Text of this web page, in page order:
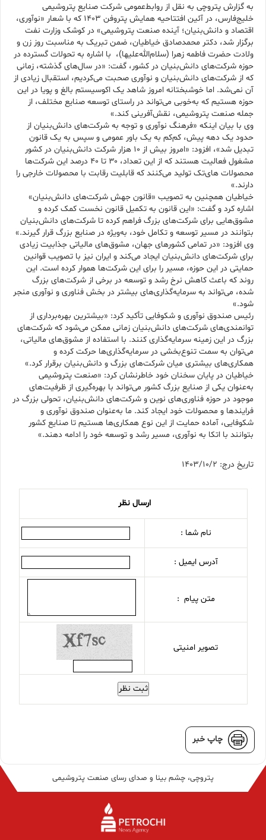
به گزارش پتروچی به نقل از روابط‌عمومی شرکت صنایع پتروشیمی
خلیج‌فارس، در آئین افتتاحیه همایش پتروفن ۱۴۰۳ که با شعار «نوآوری،
اقتصاد و دانش‌بنیان؛ آینده صنعت پتروشیمی» در کوشک وزارت نفت
برگزار شد، دکتر محمدصادق خیاطیان، ضمن تبریک به مناسبت روز زن و
ولادت حضرت فاطمه زهرا (سلام‌الله‌علیها)، با اشاره به تحولات گسترده در
حوزه شرکت‌های دانش‌بنیان در کشور، گفت: «در سال‌های گذشته، زمانی
که از شرکت‌های دانش‌بنیان و نوآوری صحبت می‌کردیم، استقبال زیادی از
آن نمی‌شد. اما خوشبختانه امروز شاهد یک اکوسیستم بالغ و پویا در این
حوزه هستیم که به‌خوبی می‌تواند در راستای توسعه صنایع مختلف، از
جمله صنعت پتروشیمی، نقش‌آفرینی کند.»
وی با بیان اینکه «فرهنگ نوآوری و توجه به شرکت‌های دانش‌بنیان از
حدود یک دهه پیش، کم‌کم به یک باور عمومی و سپس به یک قانون
تبدیل شد»، افزود: «امروز بیش از ۱۰ هزار شرکت دانش‌بنیان در کشور
مشغول فعالیت هستند که از این تعداد، ۳۰ تا ۴۰ درصد این شرکت‌ها
محصولات های‌تک تولید می‌کنند که قابلیت رقابت با محصولات خارجی را
دارند.»
خیاطیان همچنین به تصویب «قانون جهش شرکت‌های دانش‌بنیان»
اشاره کرد و گفت: «این قانون به تکمیل قانون نخست کمک کرده و
مشوق‌هایی برای شرکت‌های بزرگ فراهم کرده تا شرکت‌های دانش‌بنیان
بتوانند در مسیر توسعه و تکامل خود، به‌ویژه در صنایع بزرگ قرار گیرند.»
وی افزود: «در تمامی کشورهای جهان، مشوق‌های مالیاتی جذابیت زیادی
برای شرکت‌های دانش‌بنیان ایجاد می‌کند و ایران نیز با تصویب قوانین
حمایتی در این حوزه، مسیر را برای این شرکت‌ها هموار کرده است. این
روند که باعث کاهش نرخ رشد و توسعه در برخی از شرکت‌های بزرگ
شده، می‌تواند به سرمایه‌گذاری‌های بیشتر در بخش فناوری و نوآوری منجر
شود.»
رئیس صندوق نوآوری و شکوفایی تأکید کرد: «بیشترین بهره‌برداری از
توانمندی‌های شرکت‌های دانش‌بنیان زمانی ممکن می‌شود که شرکت‌های
بزرگ در این زمینه سرمایه‌گذاری کنند. با استفاده از مشوق‌های مالیاتی،
می‌توان به سمت تنوع‌بخشی در سرمایه‌گذاری‌ها حرکت کرده و
همکاری‌های بیشتری میان شرکت‌های بزرگ و دانش‌بنیان برقرار کرد.»
خیاطیان در پایان سخنان خود خاطرنشان کرد: «صنعت پتروشیمی
به‌عنوان یکی از صنایع بزرگ کشور می‌تواند با بهره‌گیری از ظرفیت‌های
موجود در حوزه فناوری‌های نوین و شرکت‌های دانش‌بنیان، تحولی بزرگ در
فرایندها و محصولات خود ایجاد کند. ما به‌عنوان صندوق نوآوری و
شکوفایی، آماده حمایت از این نوع همکاری‌ها هستیم تا صنایع کشور
بتوانند با اتکا به نوآوری، مسیر رشد و توسعه خود را ادامه دهند.»
تاریخ درج: 1403/10/2
ارسال نظر
نام شما :
آدرس ایمیل :
متن پیام :
تصویر امنیتی
ثبت نظر
چاپ خبر
پتروچی، چشم بینا و صدای رسای صنعت پتروشیمی